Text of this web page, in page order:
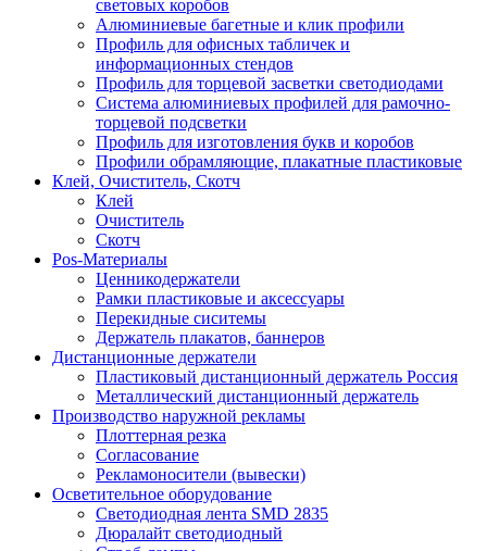
световых коробов
Алюминиевые багетные и клик профили
Профиль для офисных табличек и
информационных стендов
Профиль для торцевой засветки светодиодами
Система алюминиевых профилей для рамочно-
торцевой подсветки
Профиль для изготовления букв и коробов
Профили обрамляющие, плакатные пластиковые
Клей, Очиститель, Скотч
Клей
Очиститель
Скотч
Pos-Материалы
Ценникодержатели
Рамки пластиковые и аксессуары
Перекидные сиситемы
Держатель плакатов, баннеров
Дистанционные держатели
Пластиковый дистанционный держатель Россия
Металлический дистанционный держатель
Производство наружной рекламы
Плоттерная резка
Согласование
Рекламоносители (вывески)
Осветительное оборудование
Светодиодная лента SMD 2835
Дюралайт светодиодный